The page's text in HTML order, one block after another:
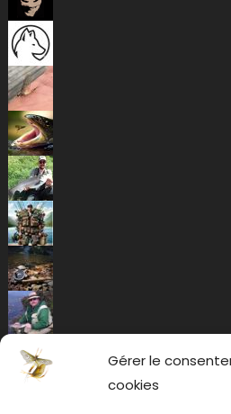
Gérer le
cookies